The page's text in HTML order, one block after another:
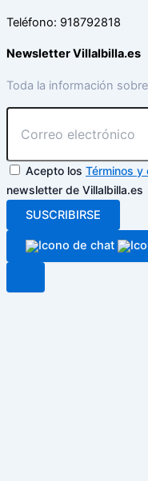
Teléfono: 918792818
Newsletter Villalbilla.es
Toda la información
Acepto los Términos y
newsletter de Villalbilla.es
SUSCRIBIRSE